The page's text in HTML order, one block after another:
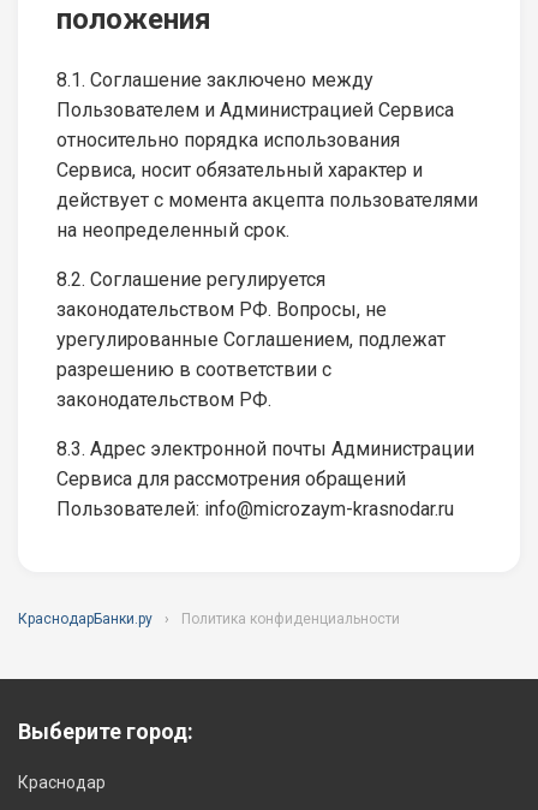
положения
8.1. Соглашение заключено между
Пользователем и Администрацией Сервиса
относительно порядка использования
Сервиса, носит обязательный характер и
действует с момента акцепта пользователями
на неопределенный срок.
8.2. Соглашение регулируется
законодательством РФ. Вопросы, не
урегулированные Соглашением, подлежат
разрешению в соответствии с
законодательством РФ.
8.3. Адрес электронной почты Администрации
Сервиса для рассмотрения обращений
Пользователей: info@microzaym-krasnodar.ru
КраснодарБанки.ру Политика конфиденциальности
Выберите город:
Краснодар